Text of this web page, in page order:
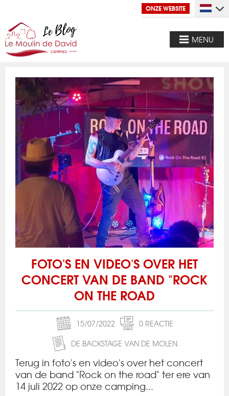
ONZE WEBSITE
MENU
FOTO'S EN VIDEO'S OVER HET
CONCERT VAN DE BAND "ROCK
ON THE ROAD
15/07/2022
0 REACTIE
DE BACKSTAGE VAN DE MOLEN
Terug in foto's en video's over het concert
van de band "Rock on the road" ter ere van
14 juli 2022 op onze camping...